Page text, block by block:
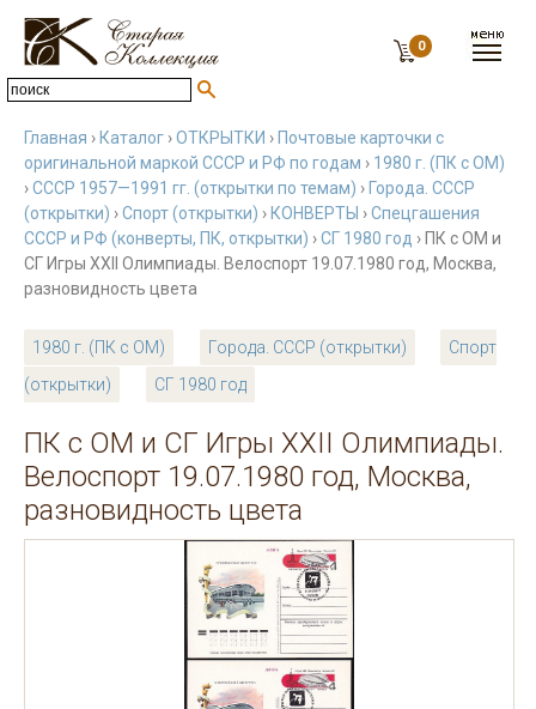
0
Главная › Каталог ›ОТКРЫТКИ › Почтовые карточки с
оригинальной маркой СССР и РФ по годам › 1980 г. (ПК с ОМ)
›СССР 1957—1991 гг. (открытки по темам) › Города. СССР
(открытки) ›Спорт (открытки) › КОНВЕРТЫ ›Спецгашения
СССР и РФ (конверты, ПК, открытки) ›СГ 1980 год › ПК с ОМ и
СГ Игры XXII Олимпиады. Велоспорт 19.07.1980 год, Москва,
разновидность цвета
1980 г. (ПК с ОМ) Города. СССР (открытки)
Спорт
(открытки)
СГ 1980 год
ПК с ОМ и СГ Игры XXII Олимпиады.
Велоспорт 19.07.1980 год, Москва,
разновидность цвета